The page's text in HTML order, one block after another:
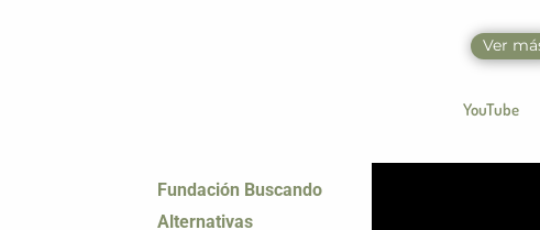
Ver
YouTube
Fundación Buscando
Alternativas